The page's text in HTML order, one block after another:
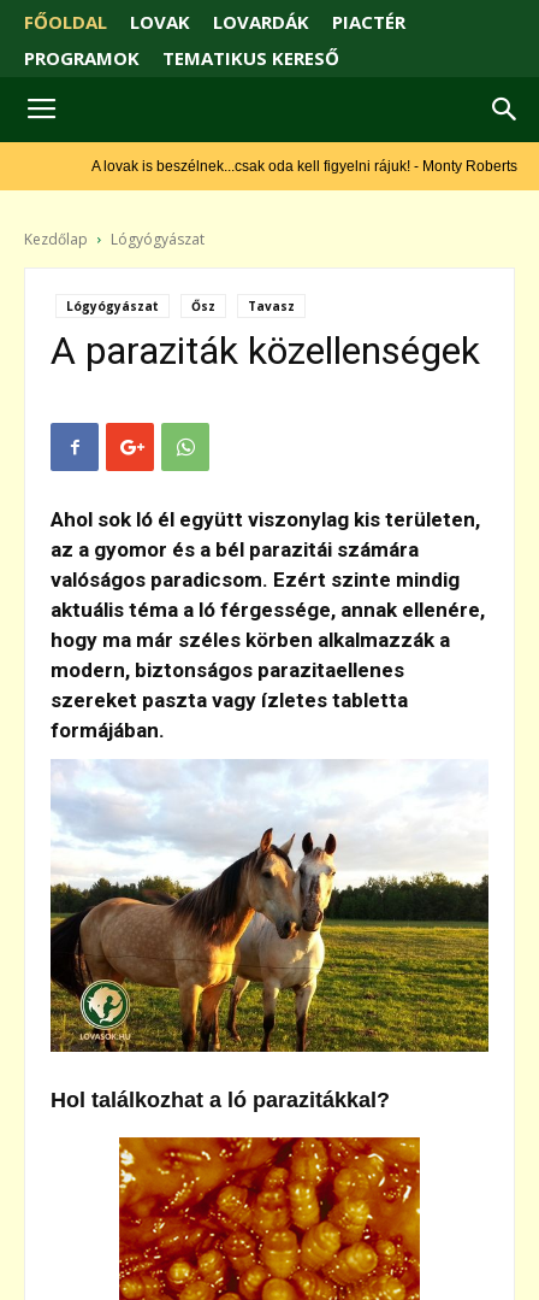
FŐOLDAL LOVAK LOVARDÁK
PIACTÉR
PROGRAMOK
TEMATIKUS KERESŐ
A lovak is beszélnek...csak oda kell figyelni rájuk! - Monty Roberts
Kezdőlap Lógyógyászat
Lógyógyászat Ősz Tavasz
A paraziták közellenségek
Ahol sok ló él együtt viszonylag kis területen,
az a gyomor és a bél parazitái számára
valóságos paradicsom. Ezért szinte mindig
aktuális téma a ló férgessége, annak ellenére,
hogy ma már széles körben alkalmazzák a
modern, biztonságos parazitaellenes
szereket paszta vagy ízletes tabletta
formájában.
Hol találkozhat a ló parazitákkal?